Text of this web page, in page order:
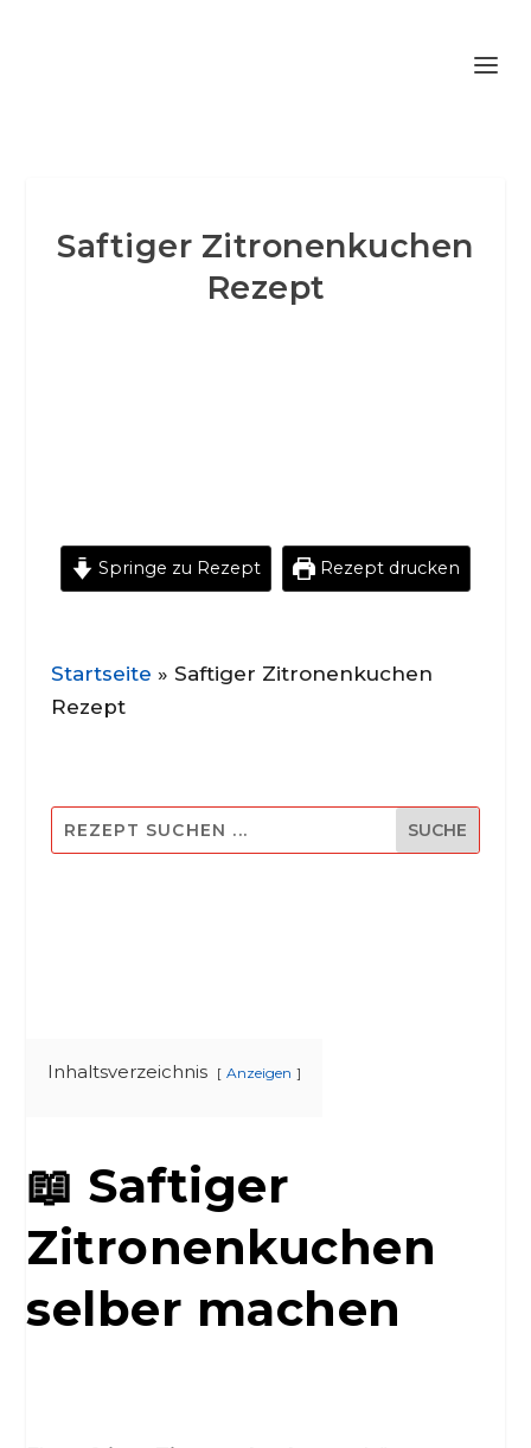
Saftiger Zitronenkuchen
Rezept
Springe zu Rezept Rezept drucken
Startseite » Saftiger Zitronenkuchen
Rezept
Inhaltsverzeichnis Anzeigen
📖 Saftiger
Zitronenkuchen
selber machen